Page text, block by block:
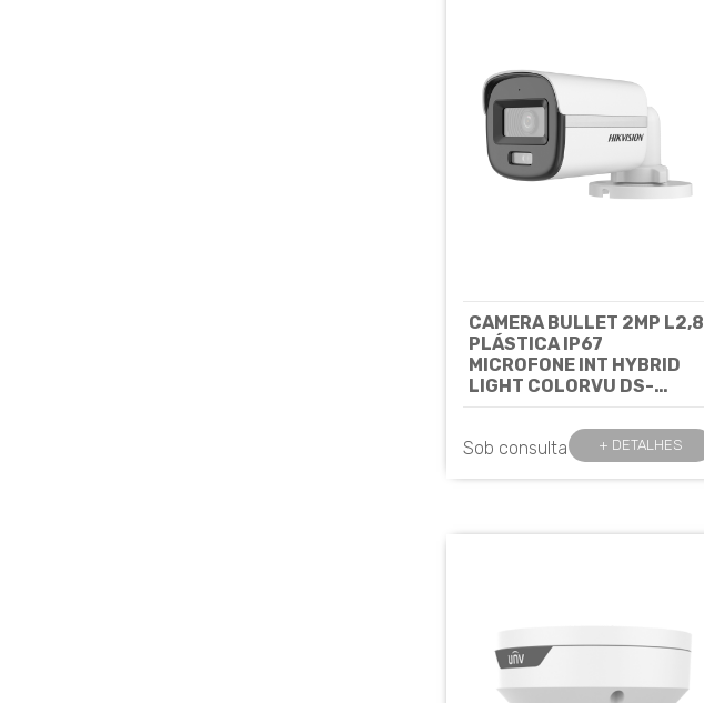
CAMERA BULLET 2MP L2,8
PLÁSTICA IP67
MICROFONE INT HYBRID
LIGHT COLORVU DS-
Cód: 8554
Sob consulta + DETALHES